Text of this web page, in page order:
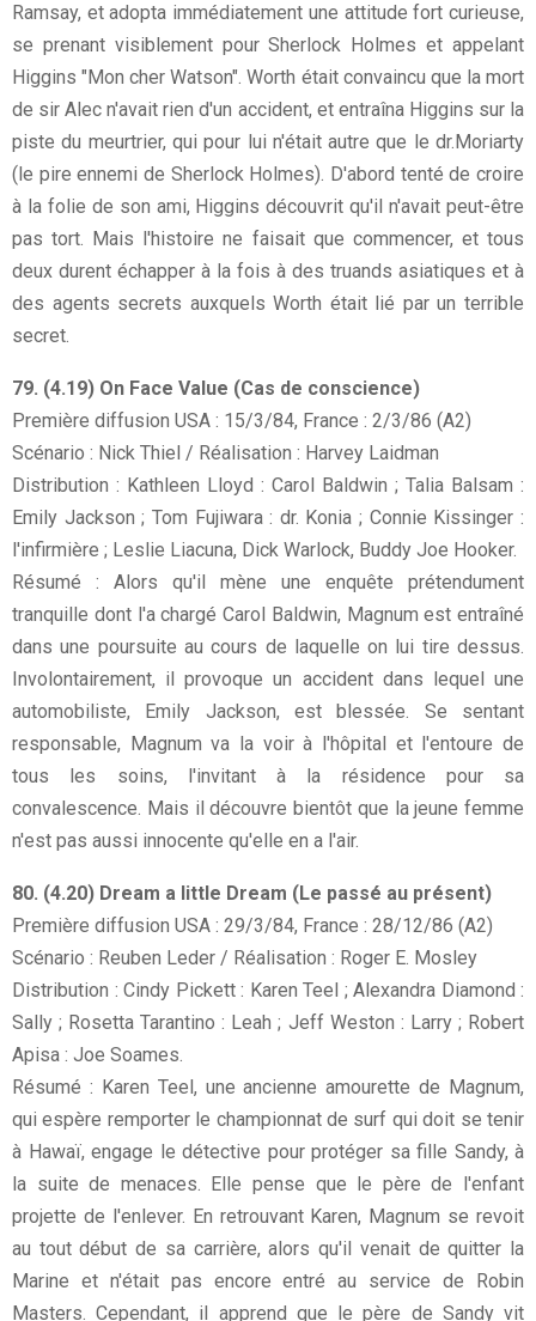
Ramsay, et adopta immédiatement une attitude fort curieuse,
se prenant visiblement pour Sherlock Holmes et appelant
Higgins "Mon cher Watson". Worth était convaincu que la mort
de sir Alec n'avait rien d'un accident, et entraîna Higgins sur la
piste du meurtrier, qui pour lui n'était autre que le dr.Moriarty
(le pire ennemi de Sherlock Holmes). D'abord tenté de croire
à la folie de son ami, Higgins découvrit qu'il n'avait peut-être
pas tort. Mais l'histoire ne faisait que commencer, et tous
deux durent échapper à la fois à des truands asiatiques et à
des agents secrets auxquels Worth était lié par un terrible
secret.
79. (4.19) On Face Value (Cas de conscience)
Première diffusion USA : 15/3/84, France : 2/3/86 (A2)
Scénario : Nick Thiel / Réalisation : Harvey Laidman
Distribution : Kathleen Lloyd : Carol Baldwin ; Talia Balsam :
Emily Jackson ; Tom Fujiwara : dr. Konia ; Connie Kissinger :
l'infirmière ; Leslie Liacuna, Dick Warlock, Buddy Joe Hooker.
Résumé : Alors qu'il mène une enquête prétendument
tranquille dont l'a chargé Carol Baldwin, Magnum est entraîné
dans une poursuite au cours de laquelle on lui tire dessus.
Involontairement, il provoque un accident dans lequel une
automobiliste, Emily Jackson, est blessée. Se sentant
responsable, Magnum va la voir à l'hôpital et l'entoure de
tous les soins, l'invitant à la résidence pour sa
convalescence. Mais il découvre bientôt que la jeune femme
n'est pas aussi innocente qu'elle en a l'air.
80. (4.20) Dream a little Dream (Le passé au présent)
Première diffusion USA : 29/3/84, France : 28/12/86 (A2)
Scénario : Reuben Leder / Réalisation : Roger E. Mosley
Distribution : Cindy Pickett : Karen Teel ; Alexandra Diamond :
Sally ; Rosetta Tarantino : Leah ; Jeff Weston : Larry ; Robert
Apisa : Joe Soames.
Résumé : Karen Teel, une ancienne amourette de Magnum,
qui espère remporter le championnat de surf qui doit se tenir
à Hawaï, engage le détective pour protéger sa fille Sandy, à
la suite de menaces. Elle pense que le père de l'enfant
projette de l'enlever. En retrouvant Karen, Magnum se revoit
au tout début de sa carrière, alors qu'il venait de quitter la
Marine et n'était pas encore entré au service de Robin
Masters. Cependant, il apprend que le père de Sandy vit